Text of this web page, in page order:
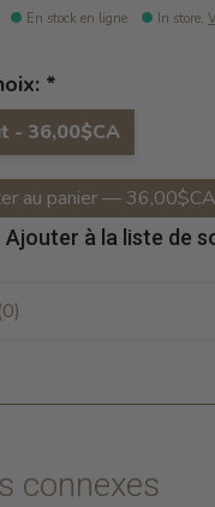
En stock en ligne In store:
*
- 36,00$CA
Ajouter au panier — 36,00$CA
Ajouter à la liste de
connexes